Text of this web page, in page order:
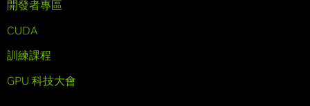
開發者專區
CUDA
訓練課程
GPU 科技大會